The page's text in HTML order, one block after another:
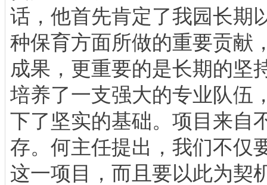
话，他首先肯定了我园长期
种保育方面所做的重要贡献
成果，更重要的是长期的坚
培养了一支强大的专业队伍
下了坚实的基础。项目来自
存。何主任提出，我们不仅
这一项目，而且要以此为契